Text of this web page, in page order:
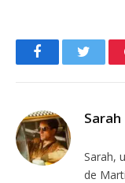
FacebookTwitter
Sarah
Sarah,
de